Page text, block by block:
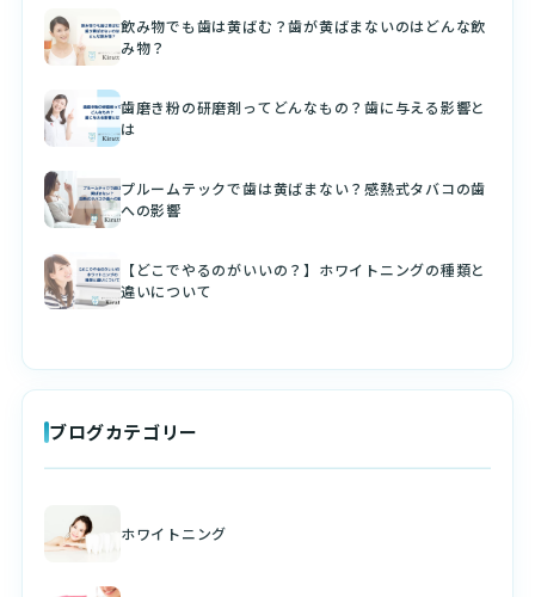
飲み物でも歯は黄ばむ？歯が黄ばまないのはどんな飲
み物？
歯磨き粉の研磨剤ってどんなもの？歯に与える影響と
は
プルームテックで歯は黄ばまない？感熱式タバコの歯
への影響
【どこでやるのがいいの？】ホワイトニングの種類と
違いについて
ブログカテゴリー
ホワイトニング